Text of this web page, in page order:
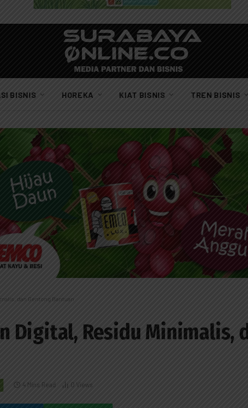
BISNIS HOREKA KIAT BISNIS TREN BISNIS
dan Gentong Bantuan
Digital, Residu Minimalis,
4 Mins Read 0 Views